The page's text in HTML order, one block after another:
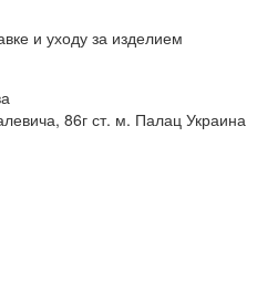
и уходу за изделием
86гст. м. Палац Украина